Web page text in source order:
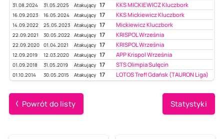
31.08.2024 31.05.2025 Atakujący 17 KKS MICKIEWICZ Kluczbork
16.09.2023 16.05.2024 Atakujący 17 KKS Mickiewicz Kluczbork
14.09.2022 25.05.2023 Atakujący 17 Mickiewicz Kluczbork
22.09.2021 30.05.2022 Atakujący 17 KRISPOL Września
22.09.2020 01.04.2021 Atakujący 17 KRISPOL Września
12.09.2019 12.03.2020 Atakujący 17 APP Krispol Września
01.09.2018 31.05.2019 Atakujący 17 STS Olimpia Sulęcin
01.10.2014 30.05.2015 Atakujący 17 LOTOS Trefl Gdańsk (TAURON Liga)
Powrót do listy Statystyki